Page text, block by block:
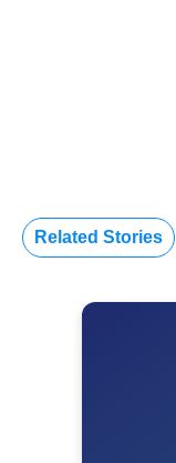
Related Stories